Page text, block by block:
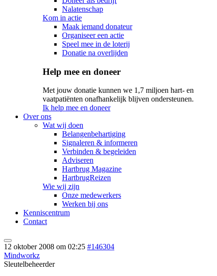
Nalatenschap
Kom in actie
Maak iemand donateur
Organiseer een actie
Speel mee in de loterij
Donatie na overlijden
Help mee en doneer
Met jouw donatie kunnen we 1,7 miljoen hart- en
vaatpatiënten onafhankelijk blijven ondersteunen.
Ik help mee en doneer
Over ons
Wat wij doen
Belangenbehartiging
Signaleren & informeren
Verbinden & begeleiden
Adviseren
Hartbrug Magazine
HartbrugReizen
Wie wij zijn
Onze medewerkers
Werken bij ons
Kenniscentrum
Contact
12 oktober 2008 om 02:25 #146304
Mindworkz
Sleutelbeheerder